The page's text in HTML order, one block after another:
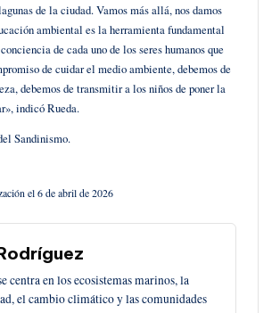
de la ciudad. Vamos más allá, nos damos
ambiental es la herramienta fundamental
de cada uno de los seres humanos que
de cuidar el medio ambiente, debemos de
debemos de transmitir a los niños de poner la
indicó Rueda.
Sandinismo.
el 6 de abril de 2026
centra en los ecosistemas marinos, la
el cambio climático y las comunidades